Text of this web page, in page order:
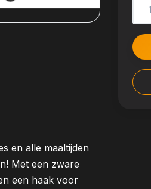
en alle maaltijden
Met een zware
een haak voor